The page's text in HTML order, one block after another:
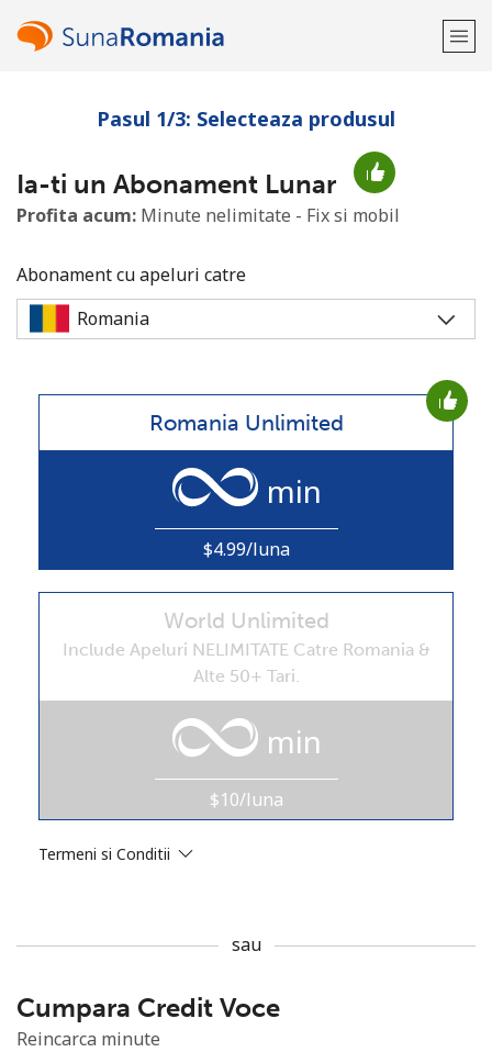
Bine-ai venit!
Ai deja cont?Logheaza-te →
Minim 8 litere
O majuscula si o litera mica
Ramai conectat cu noi pentru a primi toate ofertele pe
Prin deschiderea unui cont pe acest site, sunt de acord cu
urmatoriiTermeni.
Pasul 1/3: Selecteaza produsul
Ia-ti un Abonament Lunar
Profita acum: Minute nelimitate - Fix si mobil
Abonament cu apeluri catre
Romania Unlimited
min
$4.99/luna
World Unlimited
Include Apeluri NELIMITATE Catre Romania &
Alte 50+ Tari.
min
$10/luna
Termeni si Conditii
sau
Cumpara Credit Voce
Reincarca minute